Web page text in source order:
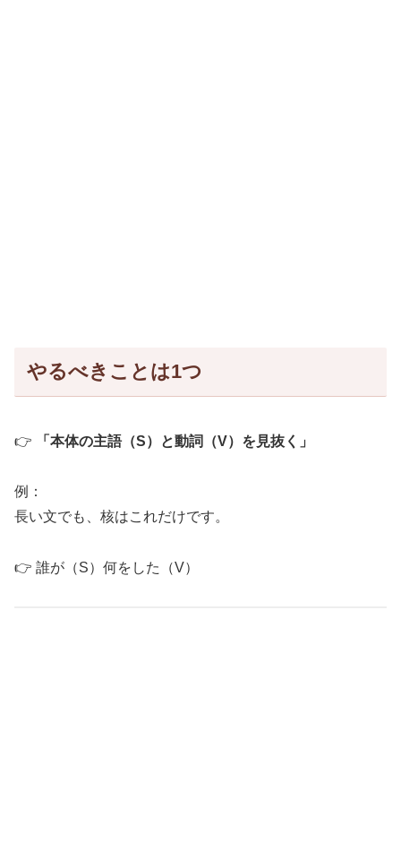
やるべきことは1つ
👉 「本体の主語（S）と動詞（V）を見抜く」
例：
長い文でも、核はこれだけです。
👉 誰が（S）何をした（V）